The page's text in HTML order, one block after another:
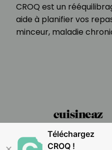
CROQ est un
aide à planifier vos
minceur, maladie
Téléchargez
CROQ !